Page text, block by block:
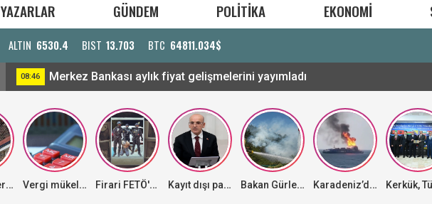
YAZARLAR GÜNDEM POLİTİKA EKONOMİ
ALTIN 6530.4 BIST 13.703 BTC 64811.034$
08:46 Merkez Bankası aylık fiyat gelişmelerini yayımladı
CHP İngiltere Birliği yönetimi görevden alındı! Geçici kurul atandı Vergi mükellefine inceleme öncesi düzeltme imkanı Firari FETÖ'cü terörist Burkay Karatepe operasyonunun detayları ortaya çıktı Kayıt dışı paraya yeni uygulama freni Bakan Gürlek: Yanlarına kalmayacak Karadeniz’de su ısındı! Konteyner gemisi vuruldu